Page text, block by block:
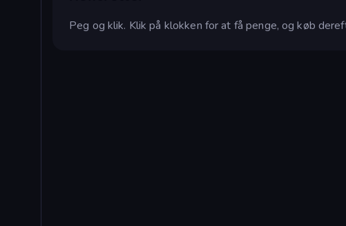
Peg og klik. Klik på klokken for at få penge, og køb